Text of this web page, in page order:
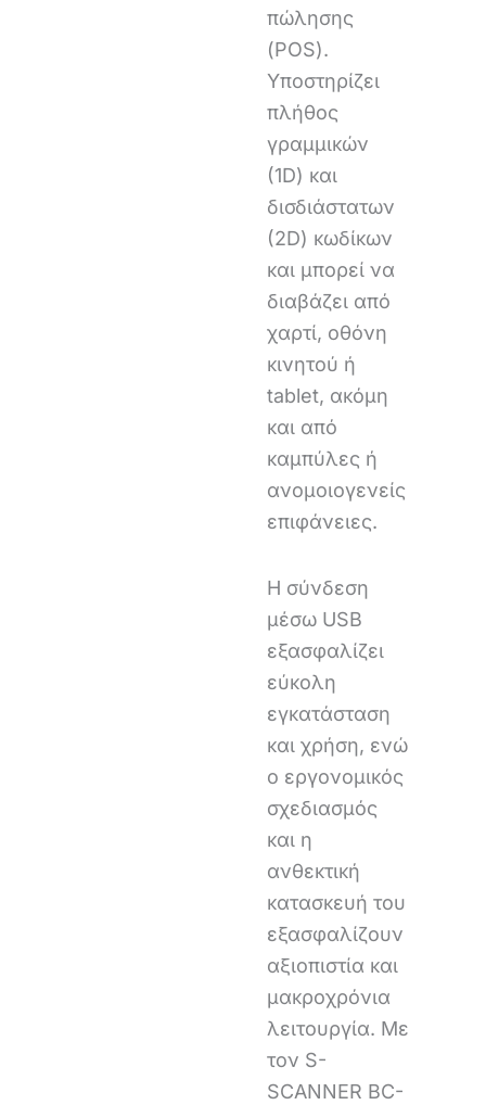
πώλησης
(POS).
Υποστηρίζει
πλήθος
γραμμικών
(1D) και
δισδιάστατων
(2D) κωδίκων
και μπορεί να
διαβάζει από
χαρτί, οθόνη
κινητού ή
tablet, ακόμη
και από
καμπύλες ή
ανομοιογενείς
επιφάνειες.
Η σύνδεση
μέσω USB
εξασφαλίζει
εύκολη
εγκατάσταση
και χρήση, ενώ
ο εργονομικός
σχεδιασμός
και η
ανθεκτική
κατασκευή του
εξασφαλίζουν
αξιοπιστία και
μακροχρόνια
λειτουργία. Με
τον S-
SCANNER BC-